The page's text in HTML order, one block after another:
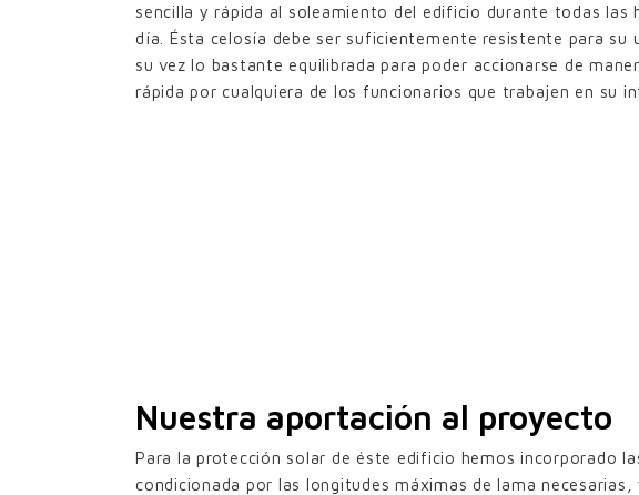
sencilla y rápida al soleamiento del edificio durante todas las
día. Ésta celosía debe ser suficientemente resistente para su
su vez lo bastante equilibrada para poder accionarse de
rápida por cualquiera de los funcionarios que trabajen en su
Nuestra aportación al proyecto
Para la protección solar de éste edificio hemos incorporado
condicionada por las longitudes máximas de lama